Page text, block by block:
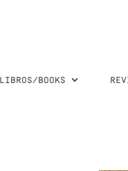
LIBROS/BOOKS